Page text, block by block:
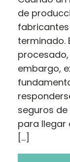
de
terminado.
embargo,
seguros
para llegar
[…]